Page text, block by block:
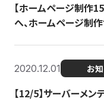
【ホームページ制作
へ、ホームページ制
2020.12.01 お
【12/5】サーバーメ